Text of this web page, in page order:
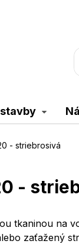
- striebrosivá
-
tkaninou na
zaťažený